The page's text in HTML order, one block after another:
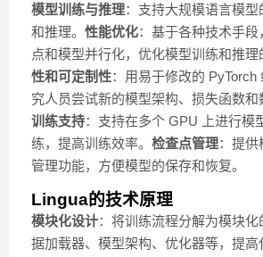
模型训练与推理：支持大规模语言模型
和推理。 性能优化：基于各种技术手
点和模型并行化，优化模型训练和推理
性和可定制性：用易于修改的 PyTorch
究人员尝试新的模型架构、损失函数和
训练支持：支持在多个 GPU 上进行模
练，提高训练效率。 检查点管理：提供
管理功能，方便模型的保存和恢复。
Lingua的技术原理
模块化设计：将训练流程分解为模块
据加载器、模型架构、优化器等，提高